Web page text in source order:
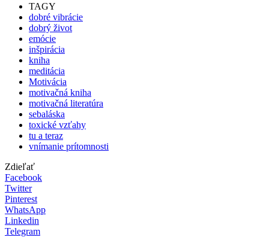
TAGY
dobré vibrácie
dobrý život
emócie
inšpirácia
kniha
meditácia
Motivácia
motivačná kniha
motivačná literatúra
sebaláska
toxické vzťahy
tu a teraz
vnímanie prítomnosti
Zdieľať
Facebook
Twitter
Pinterest
WhatsApp
Linkedin
Telegram